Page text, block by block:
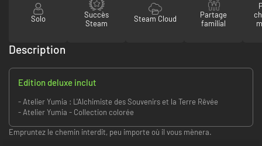
Solo
Succès
Steam
Steam Cloud
Partage
familial
Description
Edition deluxe inclut
- Atelier Yumia : L'Alchimiste des Souvenirs et la Terre Rêvée
- Atelier Yumia - Collection colorée
Empruntez le chemin interdit, peu importe où il vous mènera.